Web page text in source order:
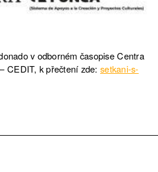
v odborném časopise Centra
CEDIT, k přečtení zde:setkani-s-